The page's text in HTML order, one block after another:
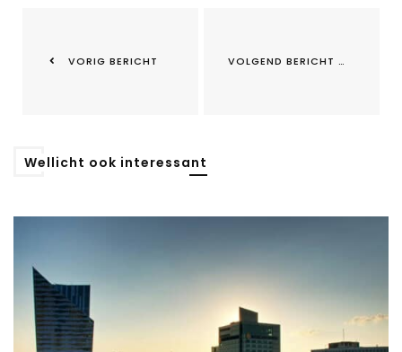
VORIG BERICHT VOLGEND BERICHT
Wellicht ook interessant